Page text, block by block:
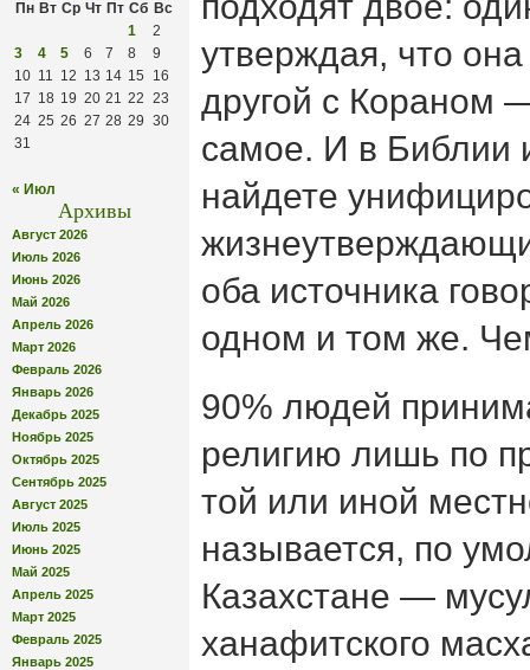
Пн Вт Ср Чт Пт Сб Вс
1
2
3
4 5 6 7 8
9
10 11 12 13 14 15
16
17 18 19 20 21 22 23
24 25 26 27 28 29 30
31
« Июл
Архивы
Август 2026
Июль 2026
Июнь 2026
Май 2026
Апрель 2026
Март 2026
Февраль 2026
Январь 2026
Декабрь 2025
Ноябрь 2025
Октябрь 2025
Сентябрь 2025
Август 2025
Июль 2025
Июнь 2025
Май 2025
Апрель 2025
Март 2025
Февраль 2025
Январь 2025
утверждая, что
другой с Кораном
самое. И в Библии
найдете
оба источника
одном и том же.
90% людей
религию лишь по
той или иной
называется, по
Казахстане —
ханафитского